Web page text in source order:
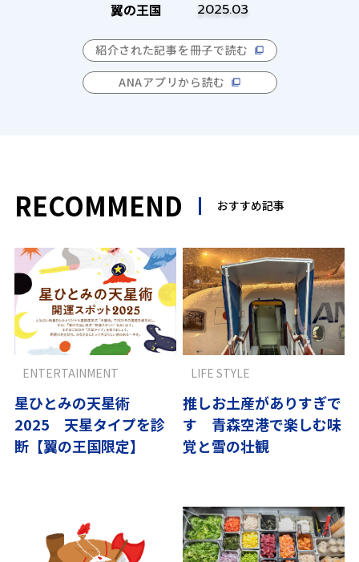
翼の王国 2025.03
紹介された記事を冊子で読む
ANAアプリから読む
RECOMMEND おすすめ記事
星ひとみの天星術
2025 天星タイプを診
断【翼の王国限定】
ENTERTAINMENT
推しお土産がありすぎで
す 青森空港で楽しむ味
覚と雪の壮観
LIFE STYLE